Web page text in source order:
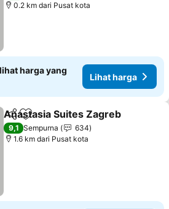
0.2 km dari Pusat kota
harga yang
Lihat harga
BagikanTambahkan ke favorit
Anastasia Suites Zagreb
9,1 Sempurna
634
1.6 km dari Pusat kota